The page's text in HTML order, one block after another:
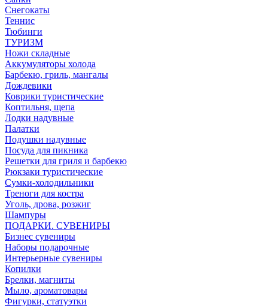
Снегокаты
Теннис
Тюбинги
ТУРИЗМ
Ножи складные
Аккумуляторы холода
Барбекю, гриль, мангалы
Дождевики
Коврики туристические
Коптильня, щепа
Лодки надувные
Палатки
Подушки надувные
Посуда для пикника
Решетки для гриля и барбекю
Рюкзаки туристические
Сумки-холодильники
Треноги для костра
Уголь, дрова, розжиг
Шампуры
ПОДАРКИ. СУВЕНИРЫ
Бизнес сувениры
Наборы подарочные
Интерьерные сувениры
Копилки
Брелки, магниты
Мыло, ароматовары
Фигурки, статуэтки